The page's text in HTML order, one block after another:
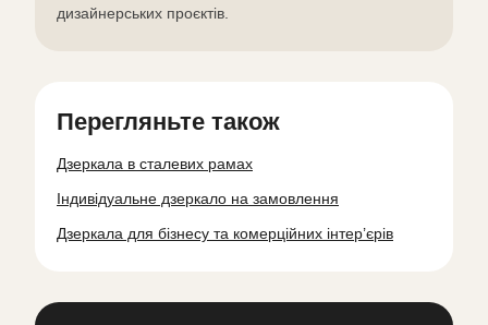
дизайнерських проєктів.
Перегляньте також
Дзеркала в сталевих рамах
Індивідуальне дзеркало на замовлення
Дзеркала для бізнесу та комерційних інтер’єрів